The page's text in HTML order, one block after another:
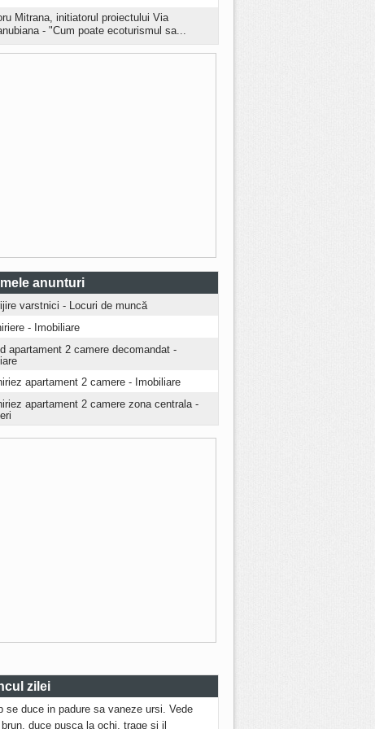
Mitrana, initiatorul proiectului Via
- "Cum poate ecoturismul sa...
anunturi
varstnici - Locuri de muncă
- Imobiliare
apartament 2 camere decomandat -
apartament 2 camere - Imobiliare
apartament 2 camere zona centrala -
zilei
se duce in padure sa vaneze ursi. Vede
duce pusca la ochi, trage si il